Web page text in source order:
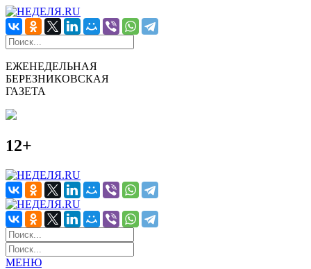
ЕЖЕНЕДЕЛЬНАЯ
БЕРЕЗНИКОВСКАЯ
ГАЗЕТА
12+
МЕНЮ